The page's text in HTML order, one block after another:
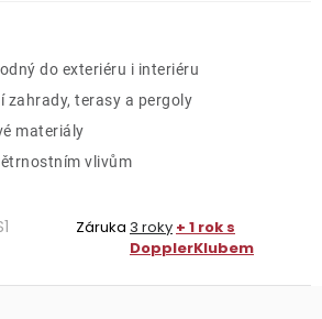
do exteriéru i interiéru
zahrady, terasy a pergoly
materiály
vlivům
Záruka 3 roky + 1 rok s
DopplerKlubem